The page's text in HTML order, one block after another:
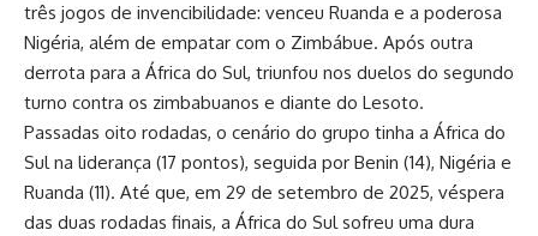
três jogos de invencibilidade: venceu Ruanda e a poderosa
Nigéria, além de empatar com o Zimbábue. Após outra
derrota para a África do Sul, triunfou nos duelos do segundo
turno contra os zimbabuanos e diante do Lesoto.
Passadas oito rodadas, o cenário do grupo tinha a África do
Sul na liderança (17 pontos), seguida por Benin (14), Nigéria e
Ruanda (11). Até que, em 29 de setembro de 2025, véspera
das duas rodadas finais, a África do Sul sofreu uma dura